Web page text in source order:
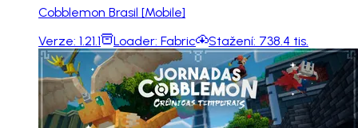
Cobblemon Brasil [Mobile]
Verze: 1.21.1 Loader: Fabric Stažení: 738.4 tis.